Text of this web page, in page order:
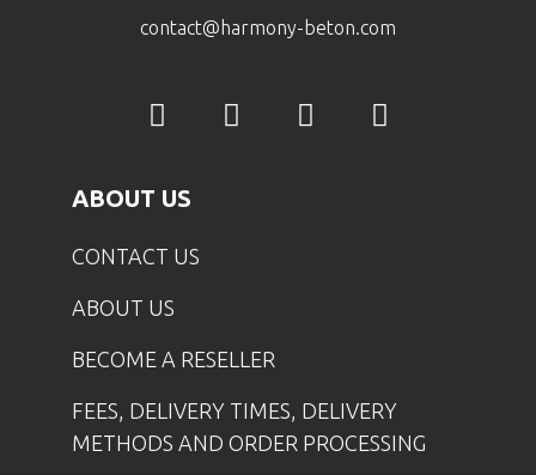
contact@harmony-beton.com
ABOUT US
CONTACT US
ABOUT US
BECOME A RESELLER
FEES, DELIVERY TIMES, DELIVERY
METHODS AND ORDER PROCESSING